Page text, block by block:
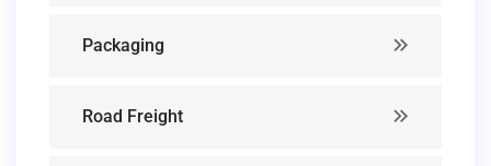
Packaging
Road Freight